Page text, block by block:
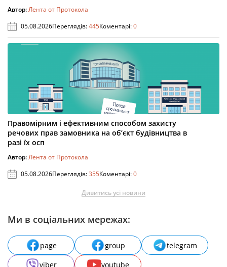
Автор:Лента от Протокола
05.08.2026Переглядів:445Коментарі:0
Правомірним і ефективним способом захисту
речових прав замовника на об’єкт будівництва в
разі їх осп
Автор:Лента от Протокола
05.08.2026Переглядів:355Коментарі:0
Дивитись усі новини
Ми в соціальних мережах:
page group
telegram
viber
youtube